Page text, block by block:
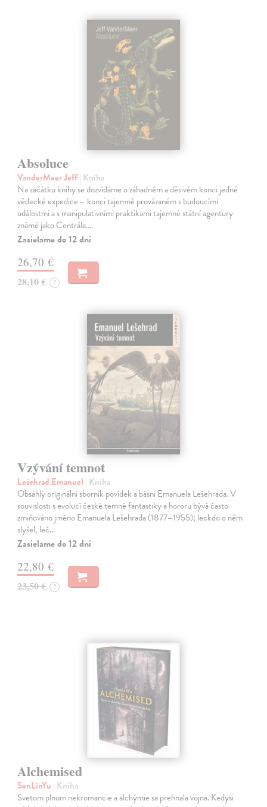
Absoluce
VanderMeer Jeff| Kniha
Na začátku knihy se dozvídáme o záhadném a děsivém konci jedné
vědecké expedice – konci tajemně provázaném s budoucími
událostmi a s manipulativními praktikami tajemné státní agentury
známé jako Centrála.…
Zasielame do 12 dní
26,70 €
28,10 € ?
Vzývání temnot
Lešehrad Emanuel | Kniha
Obsáhlý originální sborník povídek a básní Emanuela Lešehrada. V
souvislosti s evolucí české temné fantastiky a hororu bývá často
zmiňováno jméno Emanuela Lešehrada (1877–1955); leckdo o něm
slyšel, leč…
Zasielame do 12 dní
22,80 €
23,50 € ?
Alchemised
SenLinYu | Kniha
Svetom plnom nekromancie a alchýmie sa prehnala vojna. Kedysi